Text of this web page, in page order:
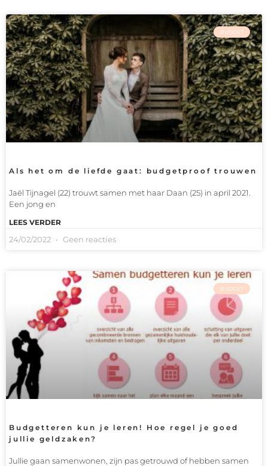
BUDGET
Als het om de liefde gaat: budgetproof trouwen
Jaël Tijnagel (22) trouwt samen met haar Daan (25) in april 2021.
Een jong en
LEES VERDER
24/02/2022 Geen reacties
BUDGET
Budgetteren kun je leren! Hoe regel je goed
jullie geldzaken?
Jullie gaan samenwonen, zijn pas getrouwd of hebben samen